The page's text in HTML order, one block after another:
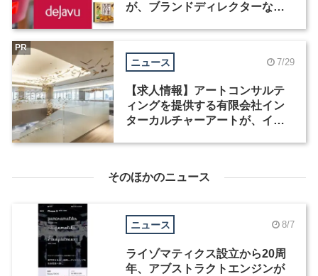
が、ブランドディレクターなど3
ニュース 7/29
【求人情報】アートコンサルテ
ィングを提供する有限会社イン
ターカルチャーアートが、イン
PR
そのほかのニュース
ニュース 8/7
ライゾマティクス設立から20周
年、アブストラクトエンジンが